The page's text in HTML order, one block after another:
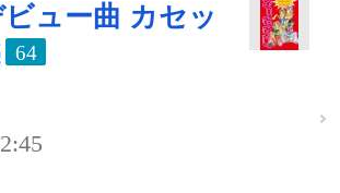
ビュー曲 カセッ
64